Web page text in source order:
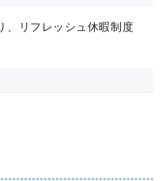
、リフレッシュ休暇制度